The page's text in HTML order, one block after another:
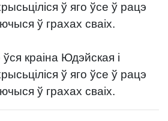
ў яго ўсе ў рацэ
ў грахах сваіх.
ўся краіна Юдэйская і
ў яго ўсе ў рацэ
ў грахах сваіх.